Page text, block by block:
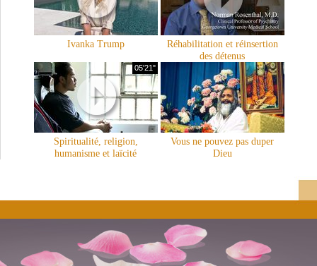
Ivanka Trump
Réhabilitation et réinsertion
des détenus
Spiritualité, religion,
humanisme et laïcité
05'21"
Vous ne pouvez pas duper
Dieu